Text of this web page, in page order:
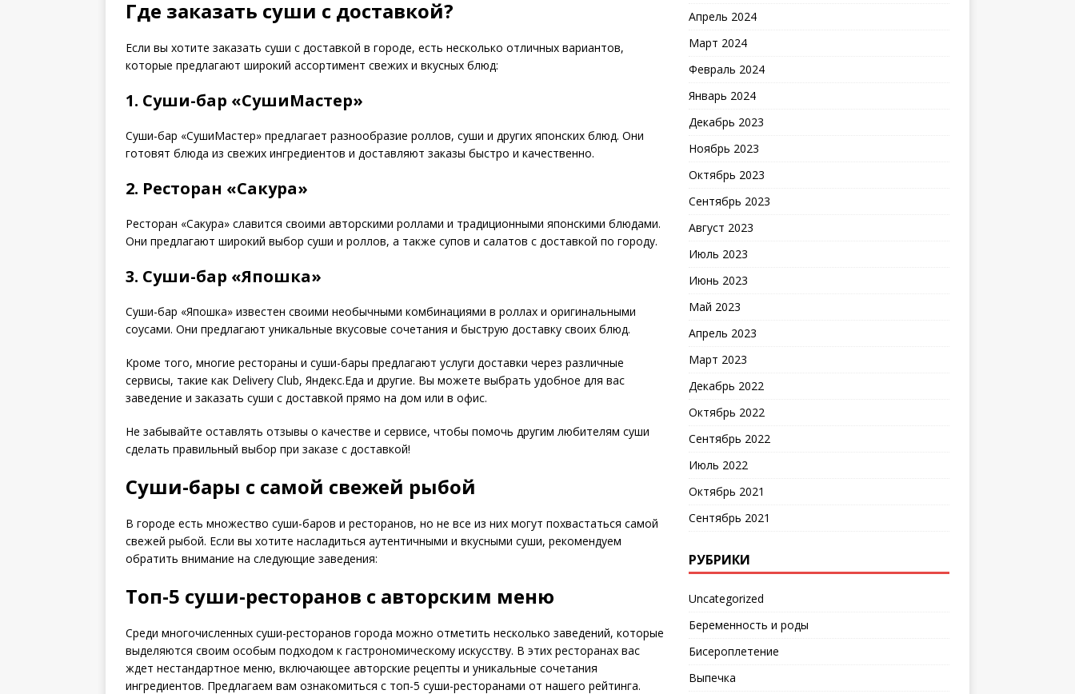
Где заказать суши с доставкой?
Если вы хотите заказать суши с доставкой в городе, есть несколько отличных вариантов,
которые предлагают широкий ассортимент свежих и вкусных блюд:
1. Суши-бар «СушиМастер»
Суши-бар «СушиМастер» предлагает разнообразие роллов, суши и других японских блюд. Они
готовят блюда из свежих ингредиентов и доставляют заказы быстро и качественно.
2. Ресторан «Сакура»
Ресторан «Сакура» славится своими авторскими роллами и традиционными японскими блюдами.
Они предлагают широкий выбор суши и роллов, а также супов и салатов с доставкой по городу.
3. Суши-бар «Япошка»
Суши-бар «Япошка» известен своими необычными комбинациями в роллах и оригинальными
соусами. Они предлагают уникальные вкусовые сочетания и быструю доставку своих блюд.
Кроме того, многие рестораны и суши-бары предлагают услуги доставки через различные
сервисы, такие как Delivery Club, Яндекс.Еда и другие. Вы можете выбрать удобное для вас
заведение и заказать суши с доставкой прямо на дом или в офис.
Не забывайте оставлять отзывы о качестве и сервисе, чтобы помочь другим любителям суши
сделать правильный выбор при заказе с доставкой!
Суши-бары с самой свежей рыбой
В городе есть множество суши-баров и ресторанов, но не все из них могут похвастаться самой
свежей рыбой. Если вы хотите насладиться аутентичными и вкусными суши, рекомендуем
обратить внимание на следующие заведения:
Топ-5 суши-ресторанов с авторским меню
Среди многочисленных суши-ресторанов города можно отметить несколько заведений, которые
выделяются своим особым подходом к гастрономическому искусству. В этих ресторанах вас
ждет нестандартное меню, включающее авторские рецепты и уникальные сочетания
ингредиентов. Предлагаем вам ознакомиться с топ-5 суши-ресторанами от нашего рейтинга.
Апрель 2024
Март 2024
Февраль 2024
Январь 2024
Декабрь 2023
Ноябрь 2023
Октябрь 2023
Сентябрь 2023
Август 2023
Июль 2023
Июнь 2023
Май 2023
Апрель 2023
Март 2023
Декабрь 2022
Октябрь 2022
Сентябрь 2022
Июль 2022
Октябрь 2021
Сентябрь 2021
РУБРИКИ
Uncategorized
Беременность и роды
Бисероплетение
Выпечка